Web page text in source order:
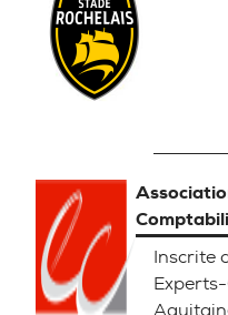
Inscrite